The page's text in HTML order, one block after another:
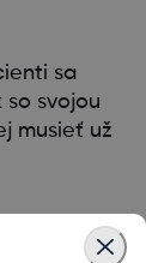
sa
so svojou
musieť už